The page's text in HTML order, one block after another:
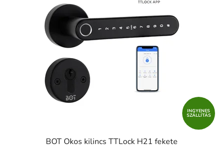
INGYENES
SZÁLLÍTÁS
BOT Okos kilincs TTLock H21 fekete